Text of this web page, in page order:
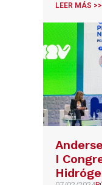
LEER MÁS >>
I